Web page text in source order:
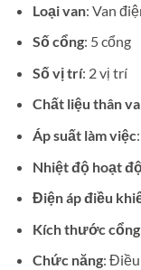
Loại van: Van
Số cổng: 5 cổng
Số vị trí: 2 vị trí
Chất liệu thân
Áp suất làm việc
Nhiệt độ hoạt
Điện áp điều
Kích thước
Chức năng: Điều